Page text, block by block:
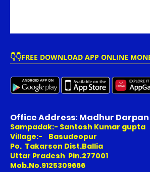
👇👇FREE DOWNLOAD APP ONLINE
Office Address: Madhur Darpan
Sampadak:- Santosh Kumar gupta
Village:- Basudeopur
Po. Takarson Dist.Ballia
Uttar Pradesh Pin.277001
Mob.No.9125309666